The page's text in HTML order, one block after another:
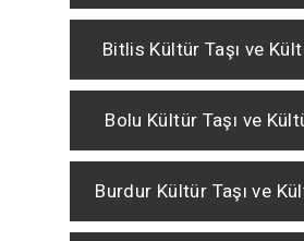
Bitlis Kültür Taşı ve
Bolu Kültür Taşı ve
Burdur Kültür Taşı ve